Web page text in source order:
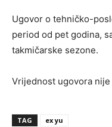
Ugovor o tehničko-
period od pet godina,
takmičarske sezone.
Vrijednost ugovora nije
TAG ex yu